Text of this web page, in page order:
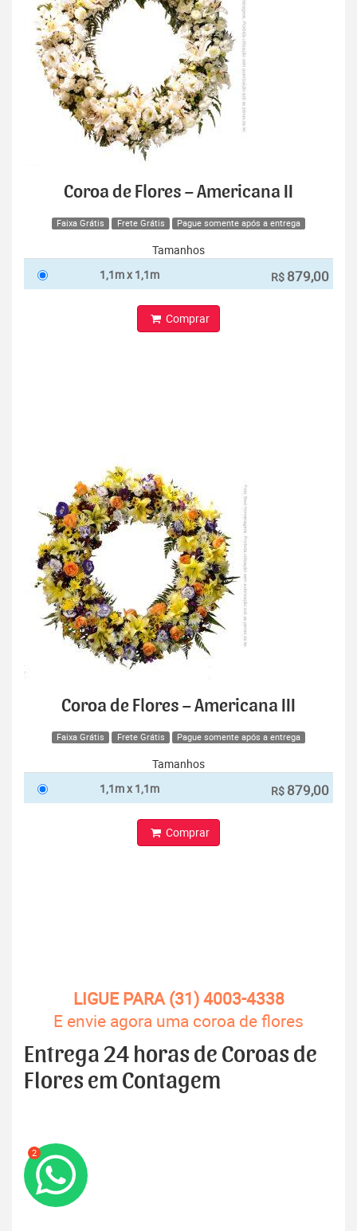
2
Coroa de Flores – Americana II
Faixa Grátis Frete Grátis Pague somente após a entrega
Tamanhos
1,1m x 1,1m
R$ 879,00
Comprar
Coroa de Flores – Americana III
Faixa Grátis Frete Grátis Pague somente após a entrega
Tamanhos
1,1m x 1,1m
R$ 879,00
Comprar
LIGUE PARA (31) 4003-4338
E envie agora uma coroa de flores
Entrega 24 horas de Coroas de
Flores em Contagem